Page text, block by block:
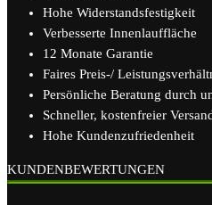
Hohe Widerstandsfestigkeit
Verbesserte Innenlauffläche
12 Monate Garantie
Faires Preis-/
Persönliche Beratung durch
Schneller, kostenfreier
Hohe Kundenzufriedenheit
KUNDENBEWERTUNGEN